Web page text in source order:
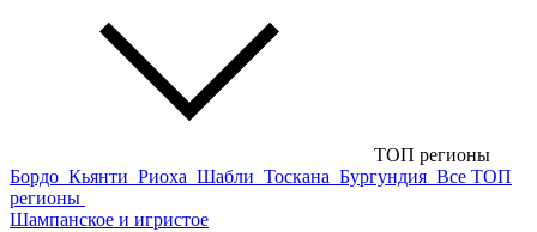
ТОП регионы
Бордо Кьянти Риоха Шабли Тоскана Бургундия Все ТОП
регионы
Шампанское и игристое